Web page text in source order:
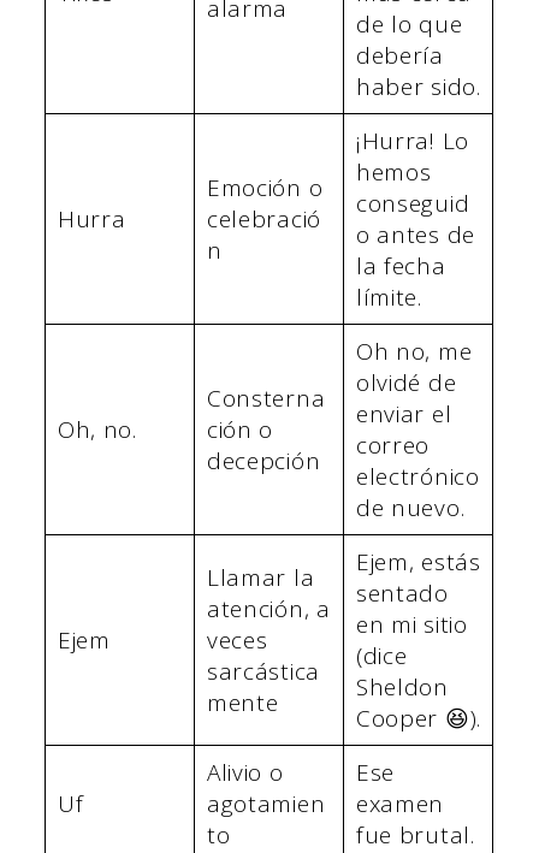
alarma
de lo que
debería
haber sido.
Hurra
Emoción o
celebració
n
¡Hurra! Lo
hemos
conseguid
o antes de
la fecha
límite.
Oh, no.
Consterna
ción o
decepción
Oh no, me
olvidé de
enviar el
correo
electrónico
de nuevo.
Ejem
Llamar la
atención, a
veces
sarcástica
mente
Ejem, estás
sentado
en mi sitio
(dice
Sheldon
Cooper 😆).
Uf
Alivio o
agotamien
to
Ese
examen
fue brutal.